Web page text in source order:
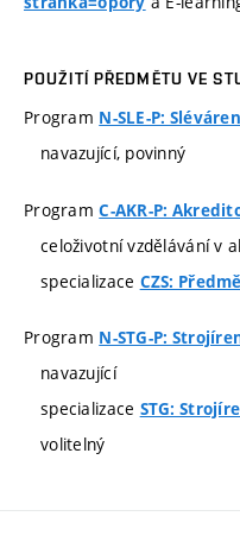
POUŽITÍ PŘEDMĚTU VE
Program N-SLE-P:
navazující, povinný
ProgramC-AKR-P:
celoživotní vzdělávání v
specializace CZS:
Program N-STG-P:
navazující
specializace STG:
volitelný